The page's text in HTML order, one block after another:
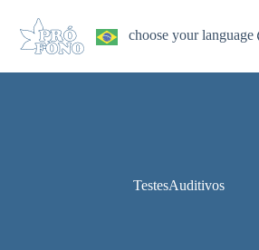
conteúdo
choose your language
TestesAuditivos